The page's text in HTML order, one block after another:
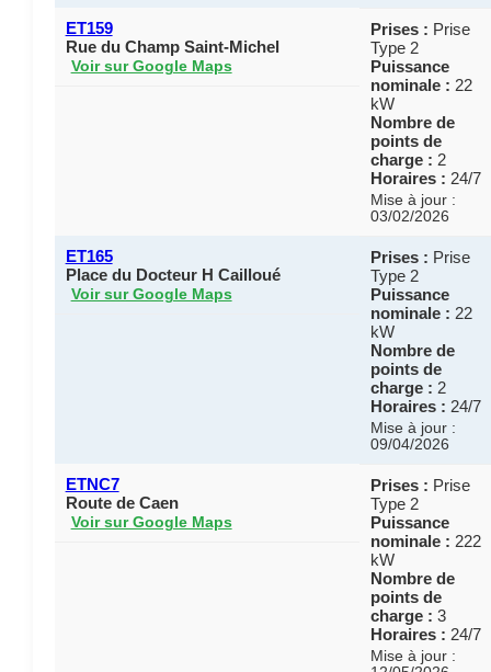
ET159
Rue du Champ Saint-Michel
Voir sur Google Maps
Prises : Prise
Type 2
Puissance
nominale : 22
kW
Nombre de
points de
charge : 2
Horaires : 24/7
Mise à jour :
03/02/2026
ET165
Place du Docteur H Cailloué
Voir sur Google Maps
Prises : Prise
Type 2
Puissance
nominale : 22
kW
Nombre de
points de
charge : 2
Horaires : 24/7
Mise à jour :
09/04/2026
ETNC7
Route de Caen
Voir sur Google Maps
Prises : Prise
Type 2
Puissance
nominale : 222
kW
Nombre de
points de
charge : 3
Horaires : 24/7
Mise à jour :